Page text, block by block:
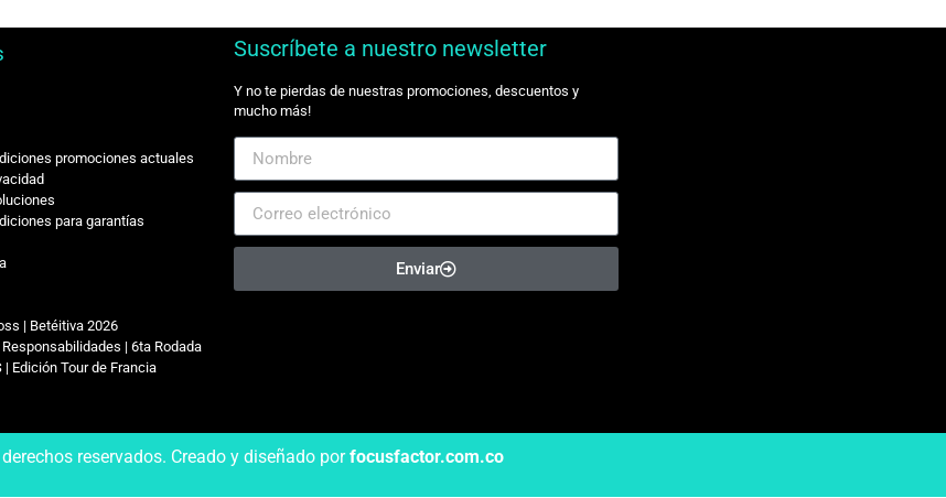
promociones actuales
para garantías
| Betéitiva 2026
| 6ta Rodada
| Edición Tour de Francia
Suscríbete a nuestro newsletter
Y no te pierdas de nuestras promociones, descuentos y
mucho más!
Enviar
reservados. Creado y diseñado porfocusfactor.com.co